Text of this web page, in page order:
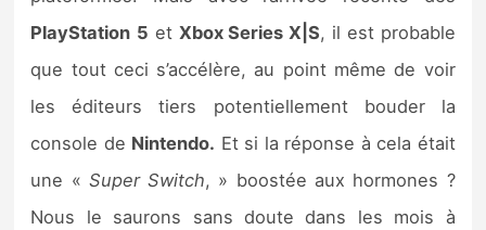
PlayStation 5 et Xbox Series X|S, il est probable
que tout ceci s’accélère, au point même de voir
les éditeurs tiers potentiellement bouder la
console de Nintendo. Et si la réponse à cela était
une « Super Switch, » boostée aux hormones ?
Nous le saurons sans doute dans les mois à